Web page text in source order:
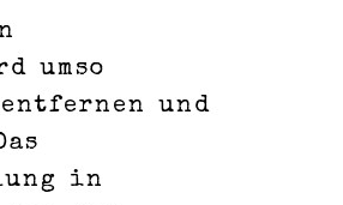
umso
und
in